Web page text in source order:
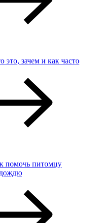
это, зачем и как часто
помочь питомцу
дождю